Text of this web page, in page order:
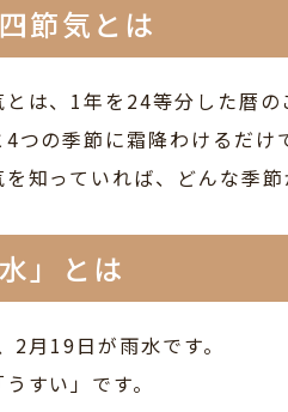
節気とは
は、1年を24等分した暦の
つの季節に霜降わけるだけ
知っていれば、どんな季
水」とは
2月19日が雨水です。
すい」です。